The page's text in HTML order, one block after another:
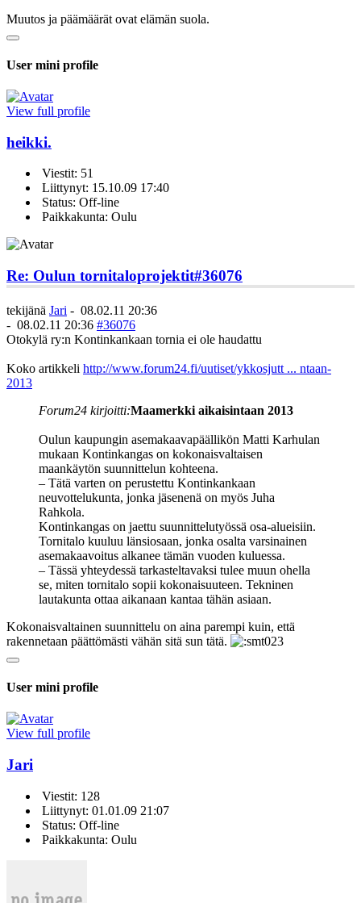
Muutos ja päämäärät ovat elämän suola.
User mini profile
View full profile
heikki.
Viestit: 51
Liittynyt: 15.10.09 17:40
Status: Off-line
Paikkakunta: Oulu
Re: Oulun tornitaloprojektit#36076
tekijänä Jari - 08.02.11 20:36
- 08.02.11 20:36 #36076
Otokylä ry:n Kontinkankaan tornia ei ole haudattu
Koko artikkeli http://www.forum24.fi/uutiset/ykkosjutt ... ntaan-
2013
Forum24 kirjoitti:Maamerkki aikaisintaan 2013
Oulun kaupungin asemakaavapäällikön Matti Karhulan
mukaan Kontinkangas on kokonaisvaltaisen
maankäytön suunnittelun kohteena.
– Tätä varten on perustettu Kontinkankaan
neuvottelukunta, jonka jäsenenä on myös Juha
Rahkola.
Kontinkangas on jaettu suunnittelutyössä osa-alueisiin.
Tornitalo kuuluu länsiosaan, jonka osalta varsinainen
asemakaavoitus alkanee tämän vuoden kuluessa.
– Tässä yhteydessä tarkasteltavaksi tulee muun ohella
se, miten tornitalo sopii kokonaisuuteen. Tekninen
lautakunta ottaa aikanaan kantaa tähän asiaan.
Kokonaisvaltainen suunnittelu on aina parempi kuin, että
rakennetaan päättömästi vähän sitä sun tätä.
User mini profile
View full profile
Jari
Viestit: 128
Liittynyt: 01.01.09 21:07
Status: Off-line
Paikkakunta: Oulu